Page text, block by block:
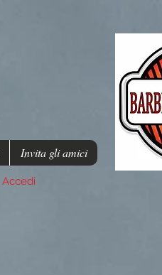
Invita gli amici
Accedi